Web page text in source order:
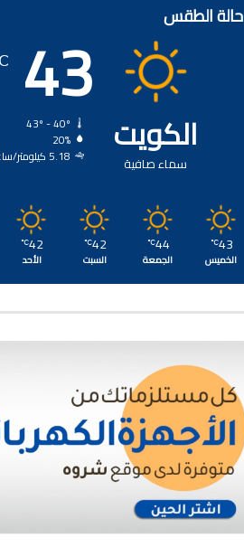
حالة الطقس
الكويت
سماء صافية
43
20%
5.18 كيلومتر/ساعة
43
℃
الخميس
44
℃
الجمعة
42
℃
السبت
42
℃
الأحد